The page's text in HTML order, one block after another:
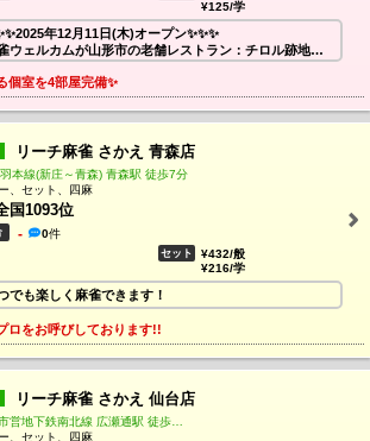
イントレースや特殊ルール採用など多彩なイベントも
！！
の全自動卓REXX3と清潔な店内環境で皆様のお越しを
場完備！4人ともお車でお越し頂いても安心です。
ト料金はお客様から絶大な支持を頂いており、一度来
多店舗にはもういけません😮
末は満卓になりますので、ぜひ事前にご予約下さい！
的コスパのセット料金とマナーを守りつつ和気あいあ
き市で1番のお店を目指しています✨
¥125/学
年12月11日(木)オープン✨✨✨
ウェルカムが山形市の老舗レストラン：チロル跡地に
プン👏
麻雀と三人麻雀の両方が楽しめます🀄
卓の広々とした店内で、快適にご遊戯いただけます♪
雀の頂による成績管理＆ポイント還元🀄
20種類以上の豊富なフリードリンク🥤
心・安全のチェーン店『麻雀ウェルカム』で、ぜひ雀荘
ューを(*´ω｀*)
のご来店をお待ちしております！
個室を4部屋完備✨
リーチ麻雀 さかえ 青森店
本線(新庄～青森) 青森駅 徒歩7分
、セット、四麻
国1093位
- 0件
セット
¥432/般
¥216/学
でも楽しく麻雀できます！
ロをお呼びしております!!
リーチ麻雀 さかえ 仙台店
、セット、四麻